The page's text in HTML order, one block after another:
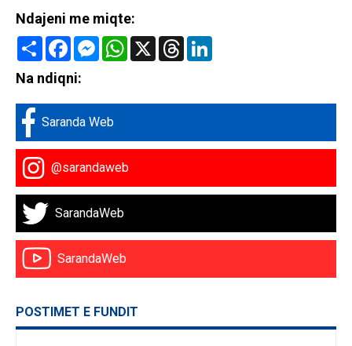
Ndajeni me miqte:
Share FacebookMessenger
WhatsApp
X Threads
Na ndiqni:
Saranda Web
@sarandaweb
SarandaWeb
SarandaWeb
POSTIMET E FUNDIT